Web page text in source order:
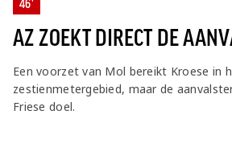
46'
AZ ZOEKT DIRECT DE
Een voorzet van Mol bereikt Kroese in
zestienmetergebied, maar de
Friese doel.